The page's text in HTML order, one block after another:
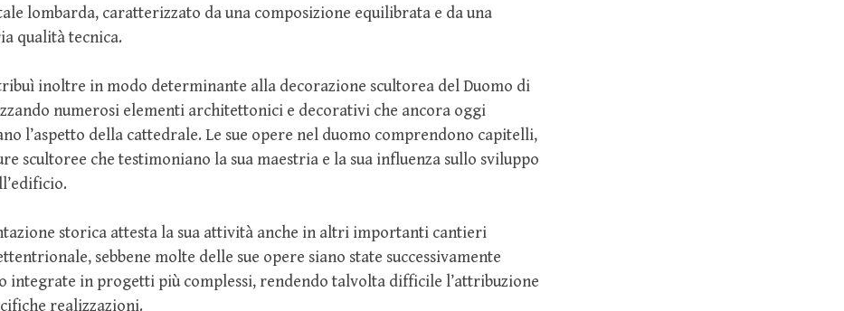
lombarda, caratterizzato da una composizione equilibrata e da una
qualità tecnica.
inoltre in modo determinante alla decorazione scultorea del Duomo di
numerosi elementi architettonici e decorativi che ancora oggi
l’aspetto della cattedrale. Le sue opere nel duomo comprendono capitelli,
scultoree che testimoniano la sua maestria e la sua influenza sullo sviluppo
storica attesta la sua attività anche in altri importanti cantieri
sebbene molte delle sue opere siano state successivamente
integrate in progetti più complessi, rendendo talvolta difficile l’attribuzione
realizzazioni.